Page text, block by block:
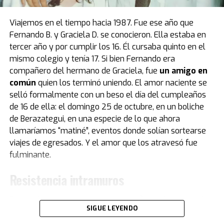
que recibió “Pelusa” tras conquistar la Copa del Mundo
deMéxico 1986, cortesía del por entonces presidente
del Napoli, Corrado Ferlaino.
El proceso para que las llaves de aquel mítico auto
deportivo llegaran a las manos de Maradona fue
caótico.
Guillermo Coppola, exmanager del Diez, tuvo
que convencer al mismísimo Enzo Ferrari de pintar de
negro un modelo que solo conocía el rojo. Luego,
gestionó la venta del coche en un aeropuerto por un
precio mayor al que había pagado originalmente, con el
fin de reconciliar a Ferlaino con Diego. Algo de esa
historia estuvo presente en Buenos Aires.
Cebollitas, pasando por mítico año 86 y llegando hasta
cuando le hacen su partido despedida", explica Acacia.
Viajemos en el tiempo hacia 1987. Fue ese año que
Fernando B. y Graciela D. se conocieron. Ella estaba en
tercer año y por cumplir los 16. Él cursaba quinto en el
mismo colegio y tenía 17. Si bien Fernando era
compañero del hermano de Graciela, fue un amigo en
común quien los terminó uniendo. El amor naciente se
selló formalmente con un beso el día del cumpleaños
de 16 de ella: el domingo 25 de octubre, en un boliche
de Berazategui, en una especie de lo que ahora
llamaríamos “matiné”, eventos donde solían sortearse
viajes de egresados. Y el amor que los atravesó fue
fulminante.
Fernando cuenta que con su compañero y hermano de
Graciela eran “como el agua y el aceite. Te hago una
SIGUE LEYENDO